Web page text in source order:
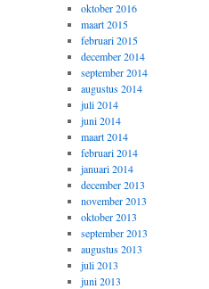
oktober 2016
maart 2015
februari 2015
december 2014
september 2014
augustus 2014
juli 2014
juni 2014
maart 2014
februari 2014
januari 2014
december 2013
november 2013
oktober 2013
september 2013
augustus 2013
juli 2013
juni 2013